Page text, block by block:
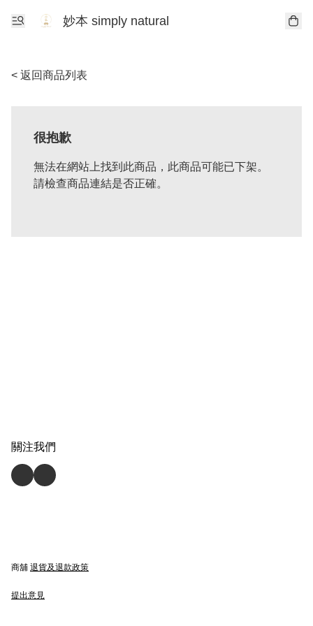
妙本 simply natural
< 返回商品列表
很抱歉
無法在網站上找到此商品，此商品可能已下架。
請檢查商品連結是否正確。
關注我們
商舖 退貨及退款政策
提出意見